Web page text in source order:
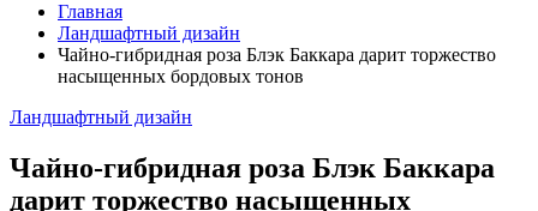
Главная
Ландшафтный дизайн
Чайно-гибридная роза Блэк Баккара дарит торжество
насыщенных бордовых тонов
Ландшафтный дизайн
Чайно-гибридная роза Блэк Баккара
дарит торжество насыщенных